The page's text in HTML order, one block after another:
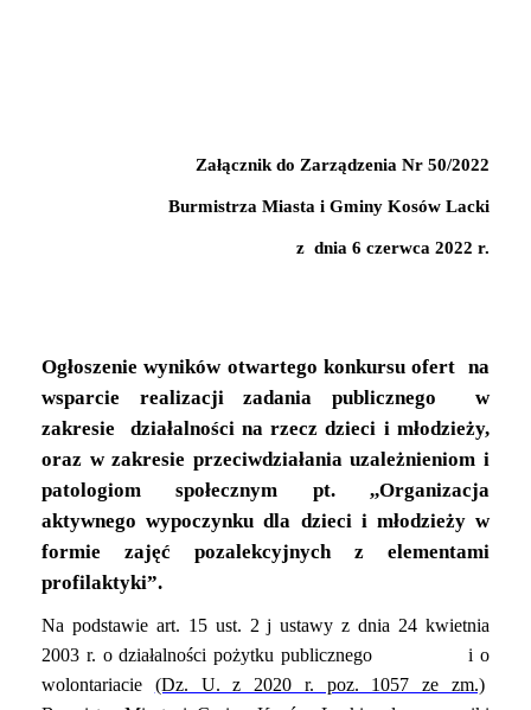
Załącznik do Zarządzenia Nr 50/2022
Burmistrza Miasta i Gminy Kosów Lacki
z dnia 6 czerwca 2022 r.
Ogłoszenie wyników otwartego konkursu ofert na
wsparcie realizacji zadania publicznego w
zakresie działalności na rzecz dzieci i młodzieży,
oraz w zakresie przeciwdziałania uzależnieniom i
patologiom społecznym pt. ,,Organizacja
aktywnego wypoczynku dla dzieci i młodzieży w
formie zajęć pozalekcyjnych z elementami
profilaktyki”.
Na podstawie art. 15 ust. 2 j ustawy z dnia 24 kwietnia
2003 r. o działalności pożytku publicznego i o
wolontariacie (Dz. U. z 2020 r. poz. 1057 ze zm.)